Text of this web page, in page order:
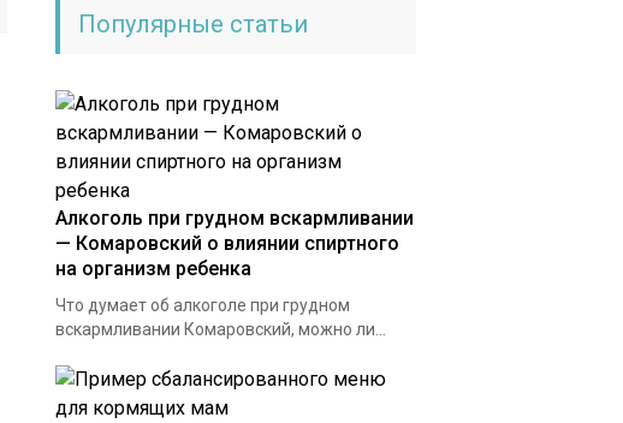
Популярные статьи
Алкоголь при грудном вскармливании
— Комаровский о влиянии спиртного
на организм ребенка
Что думает об алкоголе при грудном
вскармливании Комаровский, можно ли...